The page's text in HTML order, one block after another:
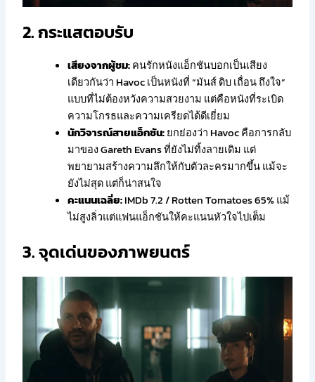
2. กระแสตอบรับ
เสียงจากผู้ชม:คนรักหนังแอ็กชันบอกเป็นเสียง
เดียวกันว่า Havoc เป็นหนังที่ “มันส์ ดิบ เถื่อน ถึงใจ”
แบบที่ไม่ต้องหวังความสวยงาม แต่คือหนังที่ระเบิด
ความโกรธและความเครียดได้ดีเยี่ยม
นักวิจารณ์สายแอ็กชัน:ยกย่องว่า Havoc คือการกลับ
มาของ Gareth Evans ที่ยังไม่ทิ้งลายเดิม แต่
พยายามสร้างความลึกให้กับตัวละครมากขึ้น แม้จะ
ยังไม่สุด แต่ก็น่าสนใจ
คะแนนเฉลี่ย:IMDb 7.2 / Rotten Tomatoes 65% แม้
ไม่สูงลิ่วแต่แฟนแอ็กชันให้คะแนนหัวใจไปเต็ม
3. จุดเด่นของภาพยนตร์